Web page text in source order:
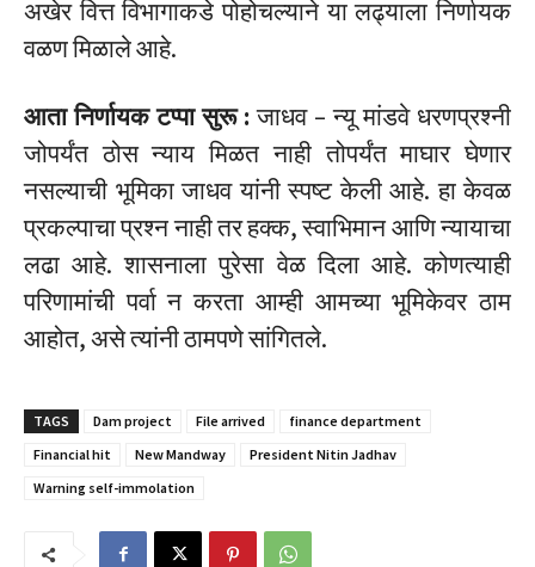
अखेर वित्त विभागाकडे पोहोचल्याने या लढ्याला निर्णायक
वळण मिळाले आहे.
आता निर्णायक टप्पा सुरू : जाधव – न्यू मांडवे धरणप्रश्नी
जोपर्यंत ठोस न्याय मिळत नाही तोपर्यंत माघार घेणार
नसल्याची भूमिका जाधव यांनी स्पष्ट केली आहे. हा केवळ
प्रकल्पाचा प्रश्न नाही तर हक्क, स्वाभिमान आणि न्यायाचा
लढा आहे. शासनाला पुरेसा वेळ दिला आहे. कोणत्याही
परिणामांची पर्वा न करता आम्ही आमच्या भूमिकेवर ठाम
आहोत, असे त्यांनी ठामपणे सांगितले.
TAGS Dam project File arrived
finance department
Financial hit
New Mandway
President Nitin Jadhav
Warning self-immolation